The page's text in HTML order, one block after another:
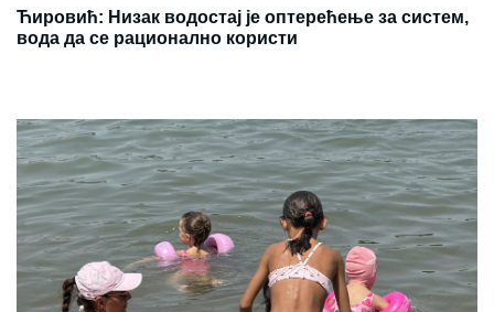
Ћировић: Низак водостај је оптерећење за систем,
вода да се рационално користи